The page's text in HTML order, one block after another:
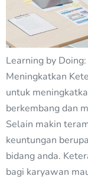
Learning by
Meningkatkan
untuk
berkembang dan
Selain makin
keuntungan
bidang anda.
bagi karyawan